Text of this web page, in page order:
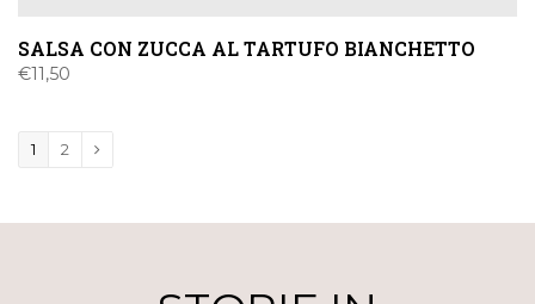
SALSA CON ZUCCA AL TARTUFO BIANCHETTO
€11,50
1 2